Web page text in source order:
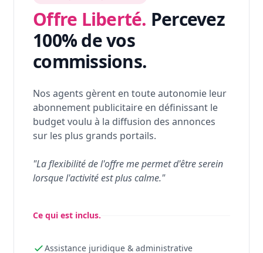
Offre Liberté. Percevez
100% de vos
commissions.
Nos agents gèrent en toute autonomie leur
abonnement publicitaire en définissant le
budget voulu à la diffusion des annonces
sur les plus grands portails.
"La flexibilité de l'offre me permet d'être serein
lorsque l'activité est plus calme."
Ce qui est inclus.
Assistance juridique & administrative